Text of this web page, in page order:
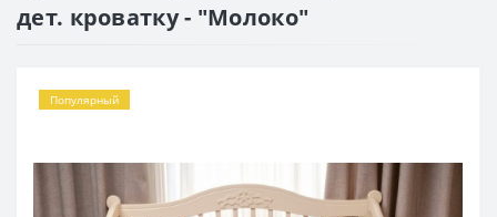
дет. кроватку - "Молоко"
Популярный